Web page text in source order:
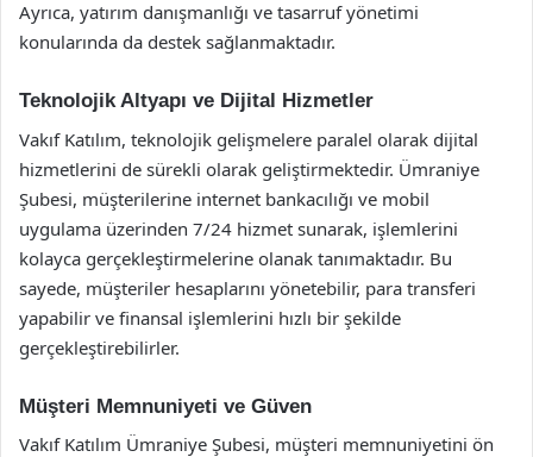
Ayrıca, yatırım danışmanlığı ve tasarruf yönetimi
konularında da destek sağlanmaktadır.
Teknolojik Altyapı ve Dijital Hizmetler
Vakıf Katılım, teknolojik gelişmelere paralel olarak dijital
hizmetlerini de sürekli olarak geliştirmektedir. Ümraniye
Şubesi, müşterilerine internet bankacılığı ve mobil
uygulama üzerinden 7/24 hizmet sunarak, işlemlerini
kolayca gerçekleştirmelerine olanak tanımaktadır. Bu
sayede, müşteriler hesaplarını yönetebilir, para transferi
yapabilir ve finansal işlemlerini hızlı bir şekilde
gerçekleştirebilirler.
Müşteri Memnuniyeti ve Güven
Vakıf Katılım Ümraniye Şubesi, müşteri memnuniyetini ön